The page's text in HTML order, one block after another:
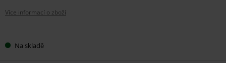
Více informací o zboží
si Na skladě